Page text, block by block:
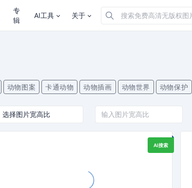
专
辑
AI工具 关于
动物图案 卡通动物 动物插画 动物世界 动物保护
AI搜索